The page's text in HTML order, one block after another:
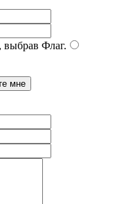
выбрав Флаг.